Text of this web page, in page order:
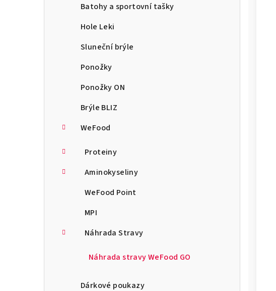
Batohy a sportovní tašky
Hole Leki
Sluneční brýle
Ponožky
Ponožky ON
Brýle BLIZ
WeFood
Proteiny
Aminokyseliny
WeFood Point
MPI
Náhrada Stravy
Náhrada stravy WeFood GO
Dárkové poukazy